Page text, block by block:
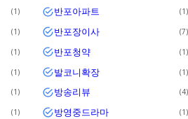
1 반포아파트 1
1 반포장이사 7
1 반포청약 1
1 발코니확장 1
1 방송리뷰 4
1 방영중드라마 1